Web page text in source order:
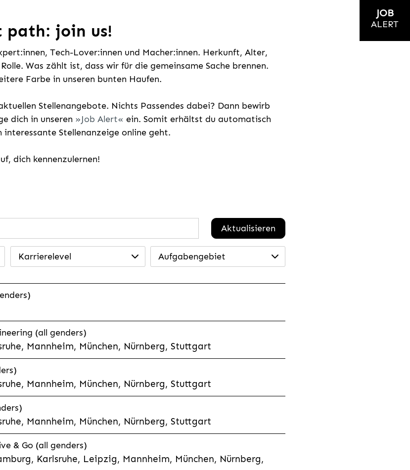
path: join us!
Tech-Lover:innen und Macher:innen. Herkunft, Alter,
Was zählt ist, dass wir für die gemeinsame Sache brennen.
Farbe in unseren bunten Haufen.
Stellenangebote. Nichts Passendes dabei? Dann bewirb
dich in unseren Job Alert
ein. Somit erhältst du automatisch
Stellenanzeige online geht.
dich kennenzulernen!
Aktualisieren
Karrierelevel Aufgabengebiet
(all genders)
Mannheim, München, Nürnberg, Stuttgart
Mannheim, München, Nürnberg, Stuttgart
Mannheim, München, Nürnberg, Stuttgart
& Go (all genders)
Karlsruhe, Leipzig, Mannheim, München, Nürnberg,
JOB
ALERT